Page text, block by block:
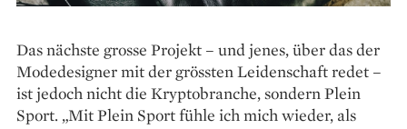
Das nächste grosse Projekt – und jenes, über das der
Modedesigner mit der grössten Leidenschaft redet –
ist jedoch nicht die Kryptobranche, sondern Plein
Sport. „Mit Plein Sport fühle ich mich wieder, als